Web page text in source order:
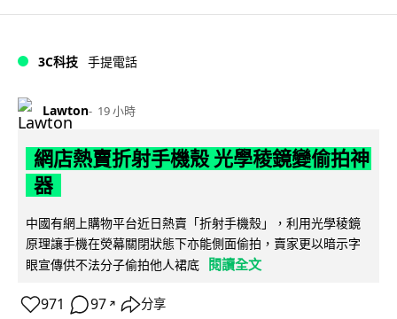
3C科技 手提電話
Lawton 19 小時
網店熱賣折射手機殼 光學稜鏡變偷拍神
器
中國有網上購物平台近日熱賣「折射手機殼」，利用光學稜鏡
原理讓手機在熒幕關閉狀態下亦能側面偷拍，賣家更以暗示字
眼宣傳供不法分子偷拍他人裙底
閱讀全文
971 97 ↗ 分享